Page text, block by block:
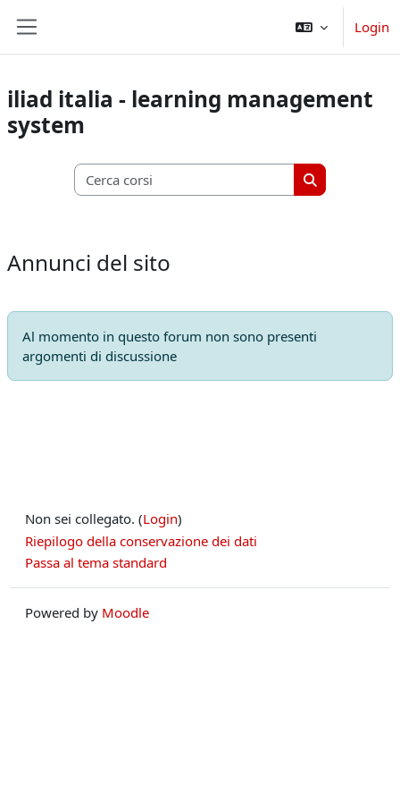
Login
iliad italia - learning management
system
Cerca corsi
Cerca corsi
Annunci del sito
Al momento in questo forum non sono presenti
argomenti di discussione
Non sei collegato. (Login)
Riepilogo della conservazione dei dati
Passa al tema standard
Powered by Moodle